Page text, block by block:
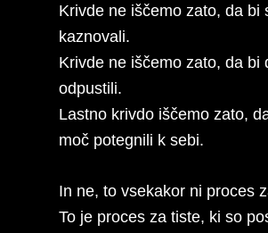
Krivde ne iščemo zato, da bi
kaznovali.
Krivde ne iščemo zato, da bi
odpustili.
Lastno krivdo iščemo zato,
moč potegnili k sebi.
In ne, to vsekakor ni proces
To je proces za tiste, ki so